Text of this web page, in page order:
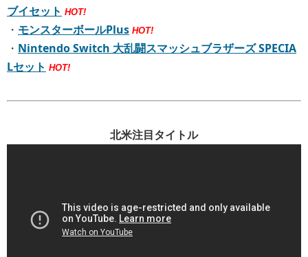
ブイセット HOT!
・ モンスターボールPlus HOT!
・ Nintendo Switch 大乱闘スマッシュブラザーズ SPECIA
Lセット HOT!
北米注目タイトル